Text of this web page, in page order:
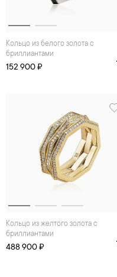
Кольцо из белого золота с
бриллиантами
152 900 ₽
Кольцо из желтого золота с
бриллиантами
488 900 ₽